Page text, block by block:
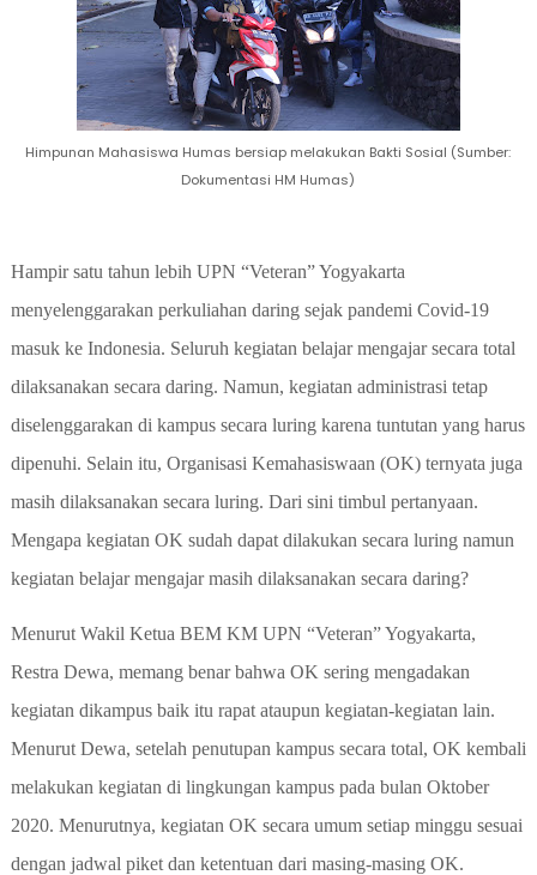
Himpunan Mahasiswa Humas bersiap melakukan Bakti Sosial (Sumber:
Dokumentasi HM Humas)
Hampir satu tahun lebih UPN “Veteran” Yogyakarta
menyelenggarakan perkuliahan daring sejak pandemi Covid-19
masuk ke Indonesia. Seluruh kegiatan belajar mengajar secara total
dilaksanakan secara daring. Namun, kegiatan administrasi tetap
diselenggarakan di kampus secara luring karena tuntutan yang harus
dipenuhi. Selain itu, Organisasi Kemahasiswaan (OK) ternyata juga
masih dilaksanakan secara luring. Dari sini timbul pertanyaan.
Mengapa kegiatan OK sudah dapat dilakukan secara luring namun
kegiatan belajar mengajar masih dilaksanakan secara daring?
Menurut Wakil Ketua BEM KM UPN “Veteran” Yogyakarta,
Restra Dewa, memang benar bahwa OK sering mengadakan
kegiatan dikampus baik itu rapat ataupun kegiatan-kegiatan lain.
Menurut Dewa, setelah penutupan kampus secara total, OK kembali
melakukan kegiatan di lingkungan kampus pada bulan Oktober
2020. Menurutnya, kegiatan OK secara umum setiap minggu sesuai
dengan jadwal piket dan ketentuan dari masing-masing OK.